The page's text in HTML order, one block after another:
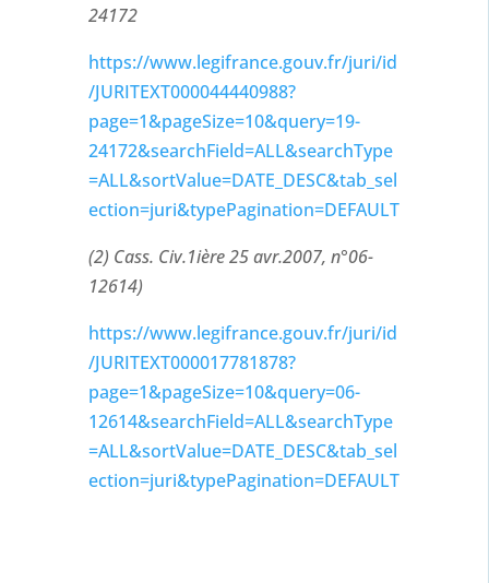
24172
https://www.legifrance.gouv.fr/juri/id
/JURITEXT000044440988?
page=1&pageSize=10&query=19-
24172&searchField=ALL&searchType
=ALL&sortValue=DATE_DESC&tab_sel
ection=juri&typePagination=DEFAULT
(2) Cass. Civ.1ière 25 avr.2007, n°06-
12614)
https://www.legifrance.gouv.fr/juri/id
/JURITEXT000017781878?
page=1&pageSize=10&query=06-
12614&searchField=ALL&searchType
=ALL&sortValue=DATE_DESC&tab_sel
ection=juri&typePagination=DEFAULT